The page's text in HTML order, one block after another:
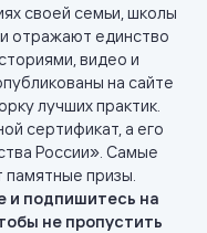
своей семьи, школы
отражают единство
видео и
на сайте
лучших практик.
сертификат, а его
России». Самые
памятные призы.
и подпишитесь на
не пропустить